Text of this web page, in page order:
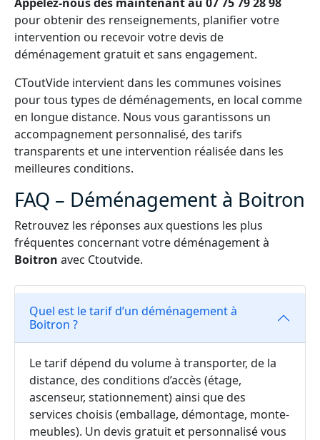
pour obtenir des renseignements, planifier votre
intervention ou recevoir votre devis de
déménagement gratuit et sans engagement.
CToutVide intervient dans les communes voisines
pour tous types de déménagements, en local comme
en longue distance. Nous vous garantissons un
accompagnement personnalisé, des tarifs
transparents et une intervention réalisée dans les
meilleures conditions.
FAQ – Déménagement à Boitron
Retrouvez les réponses aux questions les plus
fréquentes concernant votre déménagement à
Boitron avec Ctoutvide.
Quel est le tarif d’un déménagement à
Boitron ?
Le tarif dépend du volume à transporter, de la
distance, des conditions d’accès (étage,
ascenseur, stationnement) ainsi que des
services choisis (emballage, démontage, monte-
meubles). Un devis gratuit et personnalisé vous